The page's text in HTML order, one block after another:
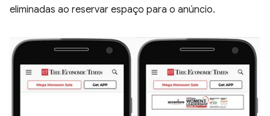
eliminadas ao reservar espaço para o anúncio.